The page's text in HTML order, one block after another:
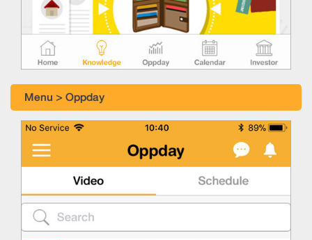
Menu > Oppday